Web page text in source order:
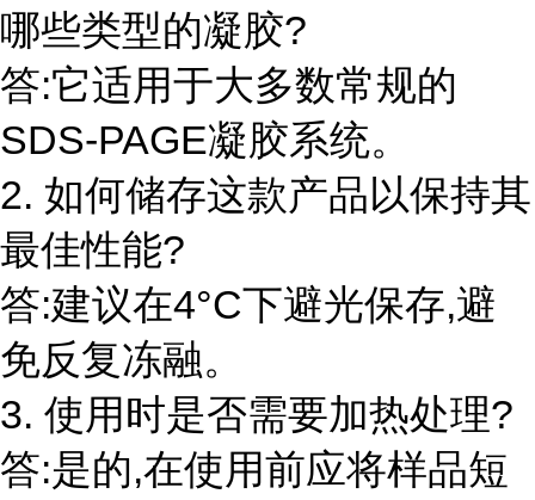
哪些类型的凝胶?
答:它适用于大多数常规的
SDS-PAGE凝胶系统。
2. 如何储存这款产品以保持其
最佳性能?
答:建议在4°C下避光保存,避
免反复冻融。
3. 使用时是否需要加热处理?
答:是的,在使用前应将样品短